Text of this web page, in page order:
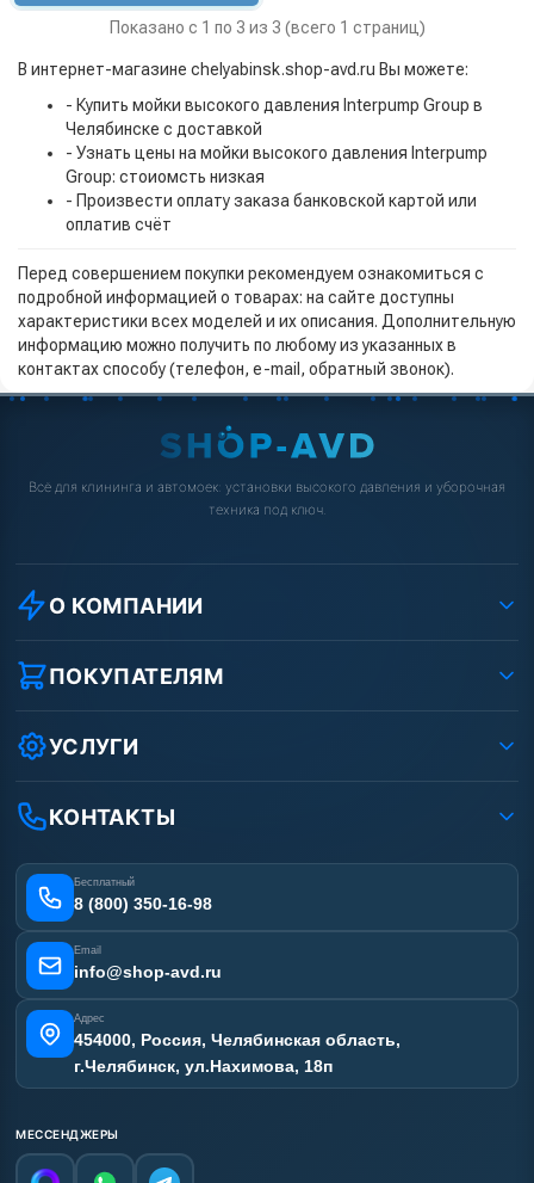
Показано с 1 по 3 из 3 (всего 1 страниц)
В интернет-магазине chelyabinsk.shop-avd.ru Вы можете:
- Купить мойки высокого давления Interpump Group в
Челябинске с доставкой
- Узнать цены на мойки высокого давления Interpump
Group: стоиомсть низкая
- Произвести оплату заказа банковской картой или
оплатив счёт
Перед совершением покупки рекомендуем ознакомиться с
подробной информацией о товарах: на сайте доступны
характеристики всех моделей и их описания. Дополнительную
информацию можно получить по любому из указанных в
контактах способу (телефон, e-mail, обратный звонок).
Всё для клининга и автомоек: установки высокого давления и уборочная
техника под ключ.
О КОМПАНИИ
О компании
Реквизиты ООО «Шоп АВД»
Условия соглашения
Вакансии
Статьи
ПОКУПАТЕЛЯМ
Как заказать?
Оплата
Лизинг
Получить скидку
УСЛУГИ
Ремонт АВД
Сертификаты
Отзывы наших клиентов
Карта сайта
КОНТАКТЫ
Бесплатный
8 (800) 350-16-98
Email
info@shop-avd.ru
Адрес
454000, Россия, Челябинская область,
г.Челябинск, ул.Нахимова, 18п
МЕССЕНДЖЕРЫ